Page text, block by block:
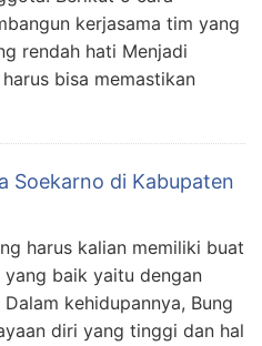
kerjasama tim yang
rendah hati Menjadi
bisa memastikan
Soekarno di Kabupaten
harus kalian memiliki buat
baik yaitu dengan
kehidupannya, Bung
diri yang tinggi dan hal